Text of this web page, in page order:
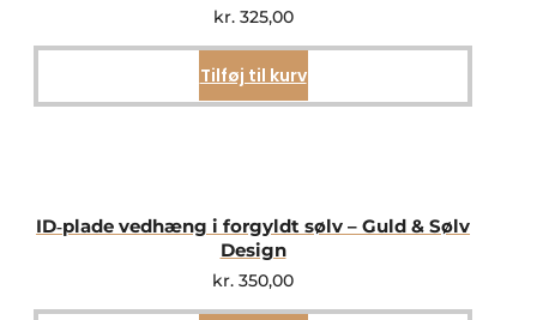
kr.325,00
Tilføj til kurv
ID‑plade vedhæng i forgyldt sølv – Guld & Sølv
Design
kr. 350,00